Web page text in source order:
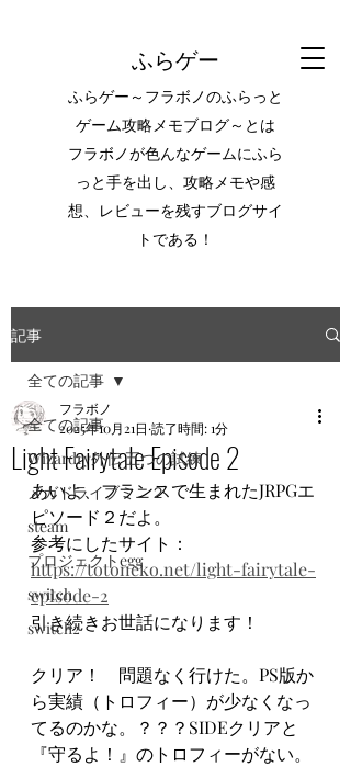
ふらゲー
ふらゲー～フラボノのふらっと
ゲーム攻略メモブログ～とは
フラボノが色んなゲームにふら
っと手を出し、攻略メモや感
想、レビューを残すブログサイ
トである！
記事
全ての記事
Wizardry外伝 五つの試練
メガドライブミニ２
steam
プロジェクトegg
switch
switch2
全ての記事
Light Fairytale Episode 2
フラボノ
2025年10月21日 読了時間: 1分
あいよ、フランスで生まれたJRPGエ
ピソード２だよ。
参考にしたサイト：
https://totoneko.net/light-fairytale-
episode-2
引き続きお世話になります！
クリア！　問題なく行けた。PS版か
ら実績（トロフィー）が少なくなっ
てるのかな。？？？SIDEクリアと
『守るよ！』のトロフィーがない。